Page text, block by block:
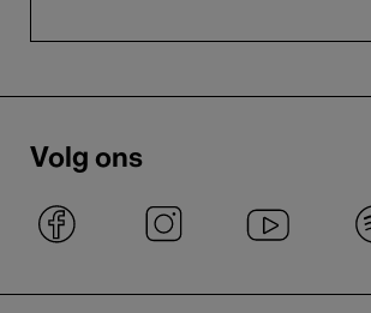
Volg ons